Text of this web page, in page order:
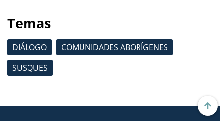
Temas
DIÁLOGO
COMUNIDADES ABORÍGENES
SUSQUES